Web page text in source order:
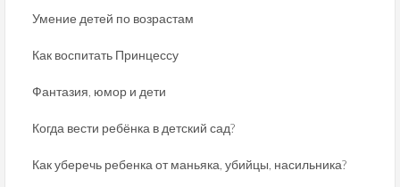
Умение детей по возрастам
Как воспитать Принцессу
Фантазия, юмор и дети
Когда вести ребёнка в детский сад?
Как уберечь ребенка от маньяка, убийцы, насильника?